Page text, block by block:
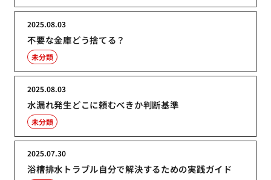
不要な金庫どう捨てる？
2025.08.03
未分類
水漏れ発生どこに頼むべきか判断基準
2025.08.03
未分類
浴槽排水トラブル自分で解決するための実践ガイド
2025.07.30